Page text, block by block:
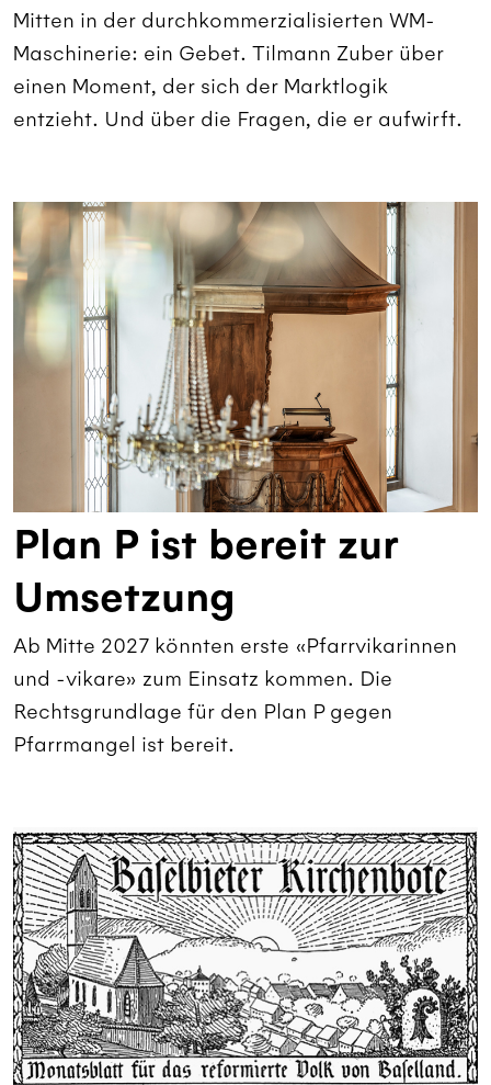
Mitten in der durchkommerzialisierten WM-
Maschinerie: ein Gebet. Tilmann Zuber über
einen Moment, der sich der Marktlogik
entzieht. Und über die Fragen, die er aufwirft.
Plan P ist bereit zur
Umsetzung
Ab Mitte 2027 könnten erste «Pfarrvikarinnen
und -vikare» zum Einsatz kommen. Die
Rechtsgrundlage für den Plan P gegen
Pfarrmangel ist bereit.